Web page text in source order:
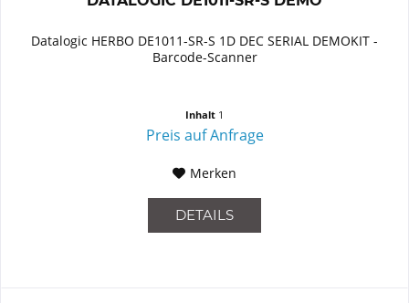
Datalogic HERBO DE1011-SR-S 1D DEC SERIAL DEMOKIT -
Barcode-Scanner
Inhalt 1
Preis auf Anfrage
Merken
DETAILS